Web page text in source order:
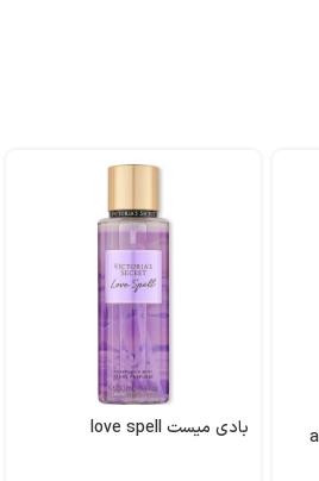
بادی میست love spell